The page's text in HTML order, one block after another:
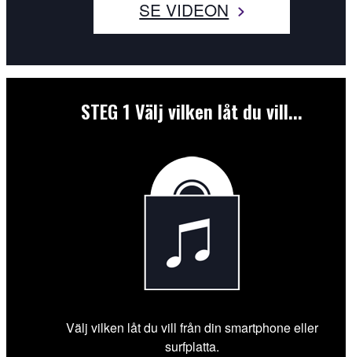
SE VIDEON
STEG 1 Välj vilken låt du vill...
Välj vilken låt du vill från din smartphone eller
surfplatta.